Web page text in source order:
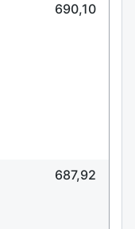
690,10
687,92